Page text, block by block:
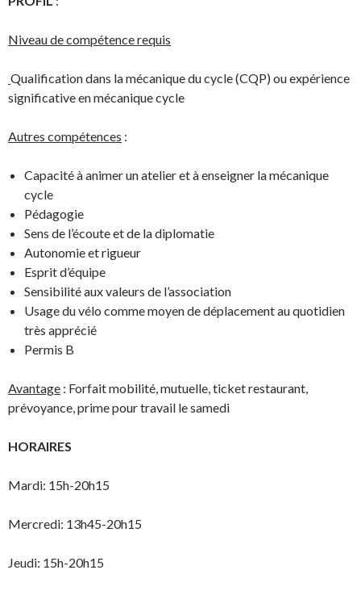
Niveau de compétence requis
Qualification dans la mécanique du cycle (CQP) ou expérience
significative en mécanique cycle
Autres compétences :
Capacité à animer un atelier et à enseigner la mécanique
cycle
Pédagogie
Sens de l’écoute et de la diplomatie
Autonomie et rigueur
Esprit d’équipe
Sensibilité aux valeurs de l’association
Usage du vélo comme moyen de déplacement au quotidien
très apprécié
Permis B
Avantage : Forfait mobilité, mutuelle, ticket restaurant,
prévoyance, prime pour travail le samedi
HORAIRES
Mardi: 15h-20h15
Mercredi: 13h45-20h15
Jeudi: 15h-20h15